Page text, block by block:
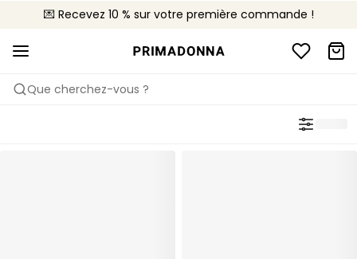
💌 Recevez 10 % sur votre première commande !
🚚 Livraison gratuite à partir de 90€
📦 Retours gratuits
Que cherchez-vous ?